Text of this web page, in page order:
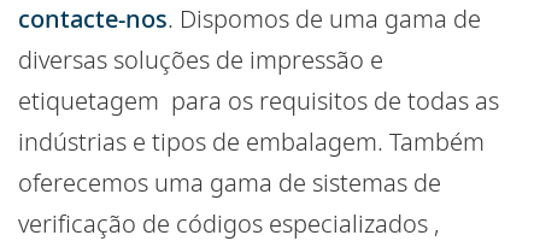
contacte-nos. Dispomos de uma gama de
diversas soluções de impressão e
etiquetagem para os requisitos de todas as
indústrias e tipos de embalagem. Também
oferecemos uma gama de sistemas de
verificação de códigos especializados ,